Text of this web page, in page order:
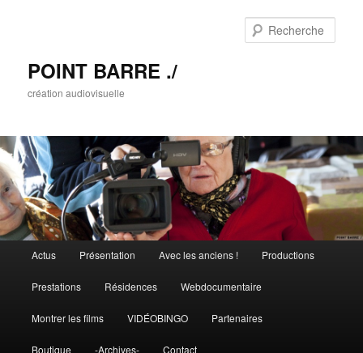
POINT BARRE ./
création audiovisuelle
Aller au contenu principal
Aller au contenu secondaire
Actus Présentation Avec les anciens ! Productions
Prestations Résidences Webdocumentaire
Montrer les films VIDÉOBINGO Partenaires
Boutique -Archives- Contact